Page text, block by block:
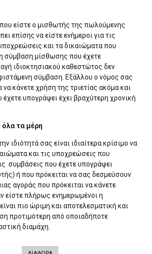
είστε ο μισθωτής της πωλούμενης
επίσης να είστε ενήμεροι για τις
και τα δικαιώματα που
σύμβαση μίσθωσης που έχετε
ιδιοκτησιακού καθεστώτος δεν
σύμβαση. Εξάλλου ο νόμος σας
να κάνετε χρήση της τριετίας ακόμα και
υπογράψει έχει βραχύτερη χρονική
τα μέρη
ιδιότητά σας είναι ιδιαίτερα κρίσιμο να
και τις υποχρεώσεις που
συμβάσεις που έχετε υπογράψει
ή που πρόκειται να σας δεσμεύσουν
αγοράς που πρόκειται να κάνετε
είστε πλήρως ενημερωμένοι η
πιο ώριμη και αποτελεσματική και
προτιμότερη από οποιαδήποτε
διαμάχη.